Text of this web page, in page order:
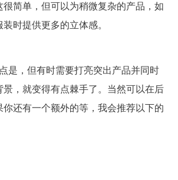
很简单，但可以为稍微复杂的产品，如
时提供更多的立体感。
是，但有时需要打亮突出产品并同时
景，就变得有点棘手了。当然可以在后
你还有一个额外的等，我会推荐以下的